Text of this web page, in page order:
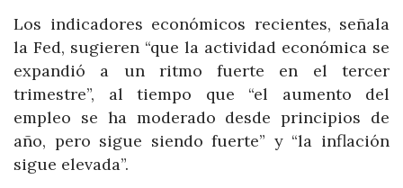
Los indicadores económicos recientes, señala
la Fed, sugieren “que la actividad económica se
expandió a un ritmo fuerte en el tercer
trimestre”, al tiempo que “el aumento del
empleo se ha moderado desde principios de
año, pero sigue siendo fuerte” y “la inflación
sigue elevada”.